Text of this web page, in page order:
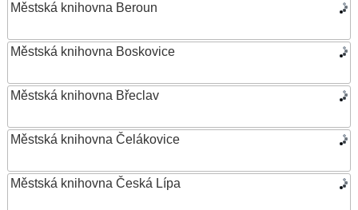
Městská knihovna Beroun
Městská knihovna Boskovice
Městská knihovna Břeclav
Městská knihovna Čelákovice
Městská knihovna Česká Lípa